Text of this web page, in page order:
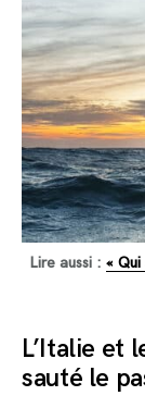
Lire aussi : «
L’Italie et
sauté le